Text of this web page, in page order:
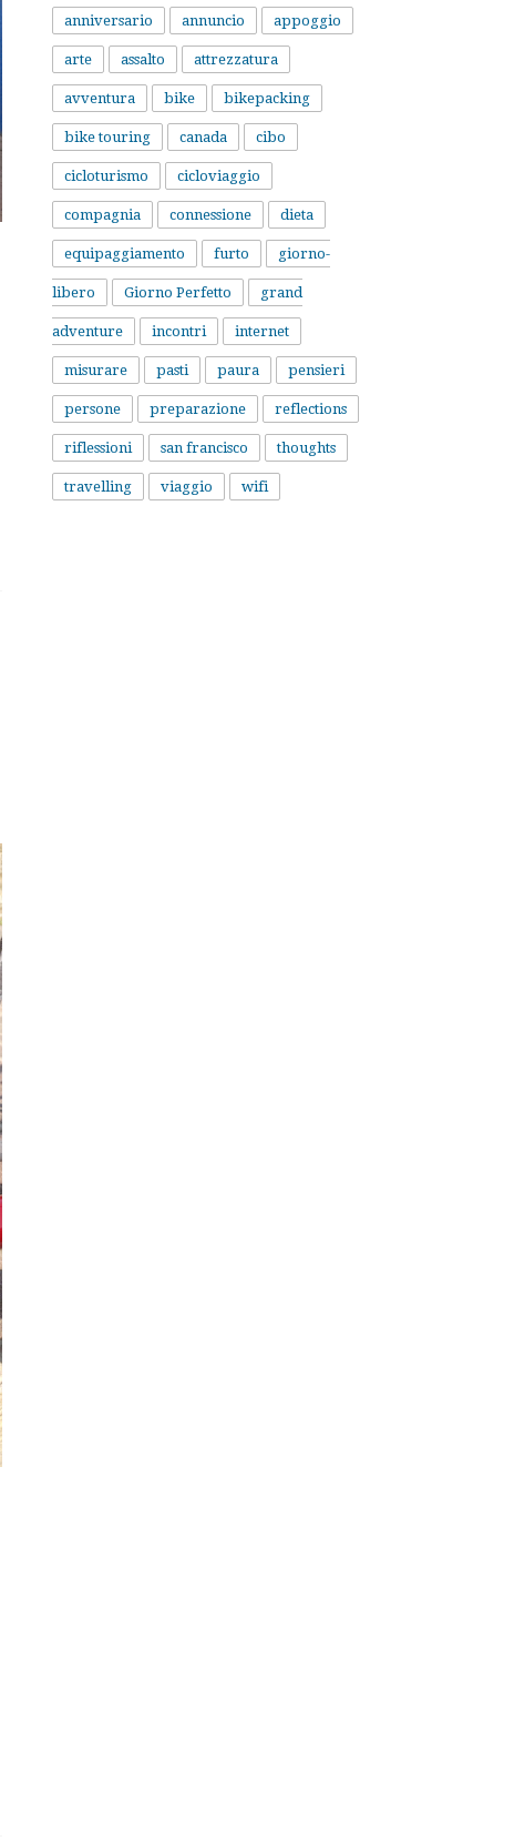
anniversario annuncio appoggio
arte assalto attrezzatura
avventura bike bikepacking
bike touring canada cibo
cicloturismo cicloviaggio
compagnia connessione dieta
equipaggiamento furto giorno-
libero Giorno Perfetto grand
adventure incontri internet
misurare pasti paura pensieri
persone preparazione reflections
riflessioni san francisco thoughts
travelling viaggio wifi